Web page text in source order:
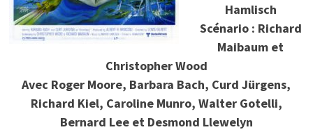
Hamlisch
Scénario : Richard
Maibaum et
Christopher Wood
Avec Roger Moore, Barbara Bach, Curd Jürgens,
Richard Kiel, Caroline Munro, Walter Gotelli,
Bernard Lee et Desmond Llewelyn